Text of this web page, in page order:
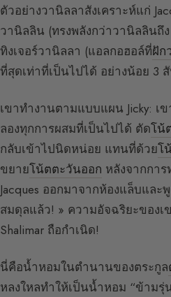
ตัวอย่างวานิลลาสังเคราะห์แก่
วานิลลิน (ทรงพลังกว่าวานิลลินถึ
ทิงเจอร์วานิลลา (แอลกอฮอล์ที่ฝัก
ที่สุดเท่าที่เป็นไปได้ อย่างน้อย 3
เขาทำงานตามแบบแผน Jicky: เ
ลองทุกการผสมที่เป็นไปได้ ตัดโน้
กลับเข้าไปนิดหน่อย แทนที่ด้วยโ
ขยายโน้ตตะวันออก หลังจากกา
Jacques ออกมาจากห้องแล็บแล
สมดุลแล้ว! » ความอัจฉริยะของเ
Shalimar ถือกำเนิด!
นี่คือน้ำหอมในตำนานของตระกูล
หลงใหลทำให้เป็นน้ำหอม “ข้าม